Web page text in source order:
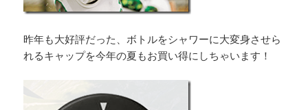
昨年も大好評だった、ボトルをシャワーに大変身させら
れるキャップを今年の夏もお買い得にしちゃいます！